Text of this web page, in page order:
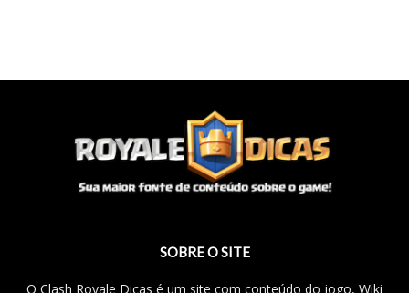
SOBRE O SITE
O Clash Royale Dicas é um site com conteúdo do jogo, Wiki